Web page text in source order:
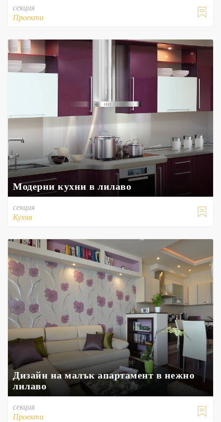

секция
Проекти
Модерни кухни в лилаво

секция
Кухня
Дизайн на малък апартамент в нежно
лилаво

секция
Проекти